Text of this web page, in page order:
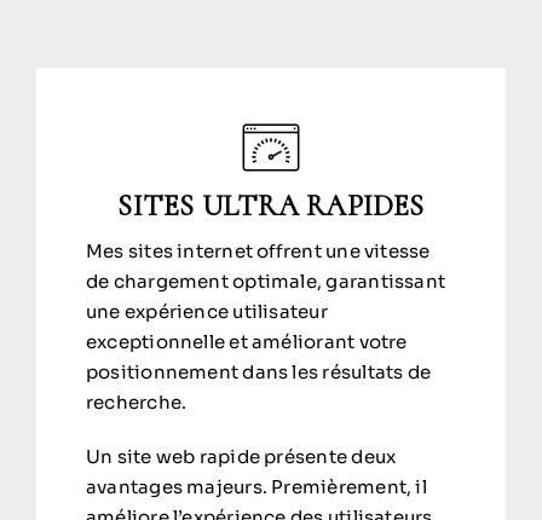
SITES ULTRA RAPIDES
Mes sites internet offrent une vitesse
de chargement optimale, garantissant
une expérience utilisateur
exceptionnelle et améliorant votre
positionnement dans les résultats de
recherche.
Un site web rapide présente deux
avantages majeurs. Premièrement, il